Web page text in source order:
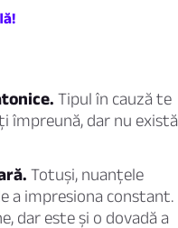
Tipul în cauză te
împreună, dar nu există
Totuși, nuanțele
a impresiona constant.
dar este și o dovadă a